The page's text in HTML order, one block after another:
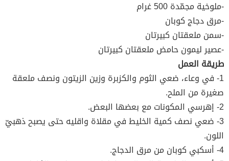
-ملوخية مجمّدة 500 غرام
-مرق دجاج كوبان
-سمن ملعقتان كبيرتان
-عصير ليمون حامض ملعقتان كبيرتان
طريقة العمل
1- في وعاء، ضعي الثوم والكزبرة وزين الزيتون ونصف ملعقة
صغيرة من الملح.
2- إهرسي المكونات مع بعضها البعض.
3- ضعي نصف كمية الخليط في مقلاة واقليه حتى يصبح ذهبيّ
اللون.
4- أسكبي كوبان من مرق الدجاج.